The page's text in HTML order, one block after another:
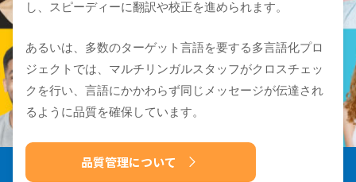
し、スピーディーに翻訳や校正を進められます。
あるいは、多数のターゲット言語を要する多言語化プロ
ジェクトでは、マルチリンガルスタッフがクロスチェッ
クを行い、言語にかかわらず同じメッセージが伝達され
るように品質を確保しています。
品質管理について